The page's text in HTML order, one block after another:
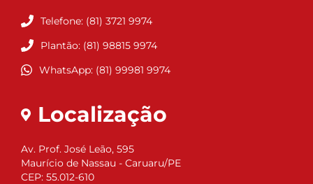
Telefone: (81) 3721 9974
Plantão: (81) 98815 9974
WhatsApp: (81) 99981 9974
Localização
Av. Prof. José Leão, 595
Maurício de Nassau - Caruaru/PE
CEP: 55.012-610